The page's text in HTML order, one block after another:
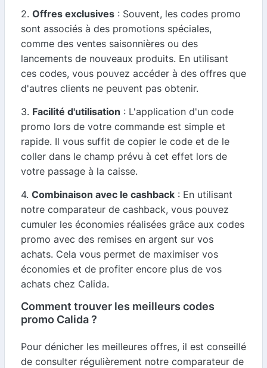
2. Offres exclusives : Souvent, les codes promo
sont associés à des promotions spéciales,
comme des ventes saisonnières ou des
lancements de nouveaux produits. En utilisant
ces codes, vous pouvez accéder à des offres que
d'autres clients ne peuvent pas obtenir.
3. Facilité d'utilisation : L'application d'un code
promo lors de votre commande est simple et
rapide. Il vous suffit de copier le code et de le
coller dans le champ prévu à cet effet lors de
votre passage à la caisse.
4. Combinaison avec le cashback : En utilisant
notre comparateur de cashback, vous pouvez
cumuler les économies réalisées grâce aux codes
promo avec des remises en argent sur vos
achats. Cela vous permet de maximiser vos
économies et de profiter encore plus de vos
achats chez Calida.
Comment trouver les meilleurs codes
promo Calida ?
Pour dénicher les meilleures offres, il est conseillé
de consulter régulièrement notre comparateur de